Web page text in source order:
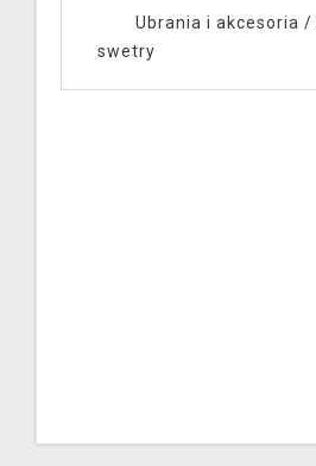
Ubrania i akcesoria /
swetry